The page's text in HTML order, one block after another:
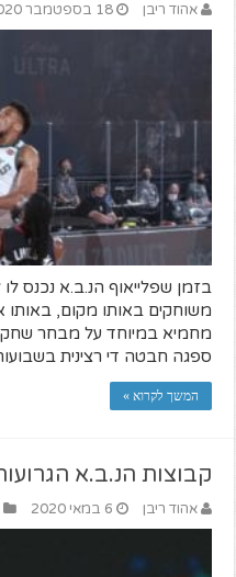
אהוד ריבן 18 בספטמבר 2020
בזמן שפלייאוף הנ.ב.א נכנס
משוחקים באותו מקום, באותו
מחמיא במיוחד על מבחר
ספגה חבטה די רצינית
המשך לקרוא »
קבוצות הנ.ב.א
אהוד ריבן 6 במאי 2020